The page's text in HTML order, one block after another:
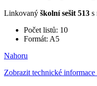
Linkovaný školní sešit 513 s
Počet listů: 10
Formát: A5
Nahoru
Zobrazit technické informace